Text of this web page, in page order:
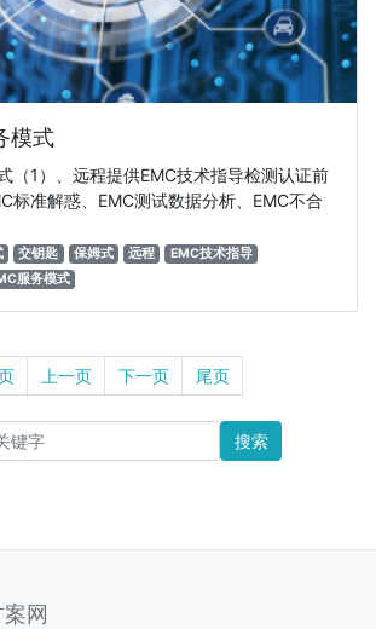
模式
（1）、远程提供EMC技术指导检测认证前
标准解惑、EMC测试数据分析、EMC不合
交钥匙 保姆式 远程
EMC技术指导
服务模式
上一页 下一页 尾页
搜索
网